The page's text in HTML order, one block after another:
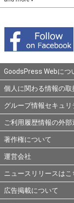
GoodsPress Webにつ
個人に関わる情報の取
グループ情報セキュ
ご利用履歴情報の外部
著作権について
運営会社
ニュースリリースはこ
広告掲載について